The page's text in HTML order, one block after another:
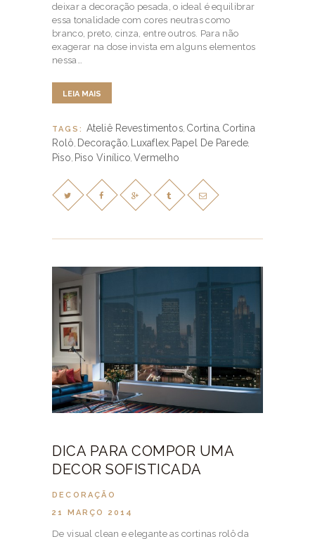
deixar a decoração pesada, o ideal é equilibrar
essa tonalidade com cores neutras como
branco, preto, cinza, entre outros. Para não
exagerar na dose invista em alguns elementos
nessa…
LEIA MAIS
TAGS: Ateliê Revestimentos Cortina Cortina
Rolô Decoração Luxaflex Papel De Parede
Piso Piso Vinílico Vermelho
DICA PARA COMPOR UMA
DECOR SOFISTICADA
DECORAÇÃO
21 MARÇO 2014
De visual clean e elegante as cortinas rolô da